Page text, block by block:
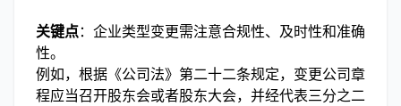
关键点：企业类型变更需注意合规性、及时性和准确
性。
例如，根据《公司法》第二十二条规定，变更公司章
程应当召开股东会或者股东大会，并经代表三分之二